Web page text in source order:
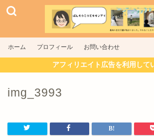
ホーム プロフィール お問い合わせ
アフィリエイト広告を利用して
img_3993